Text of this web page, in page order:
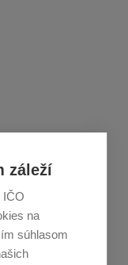
záleží
IČO
na
súhlasom